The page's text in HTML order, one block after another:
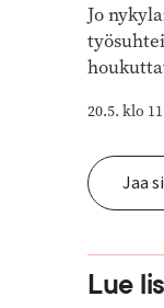
Jo
20.5. klo
Jaa
Lue